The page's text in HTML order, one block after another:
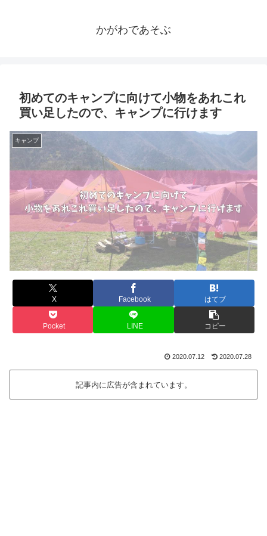
かがわであそぶ
初めてのキャンプに向けて小物をあれこれ
買い足したので、キャンプに行けます
キャンプ
X Facebook はてブ
Pocket LINE コピー
2020.07.12 2020.07.28
記事内に広告が含まれています。